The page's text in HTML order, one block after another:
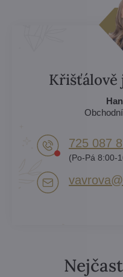
Křišťálově
725 087
(Po-Pá 8:00-